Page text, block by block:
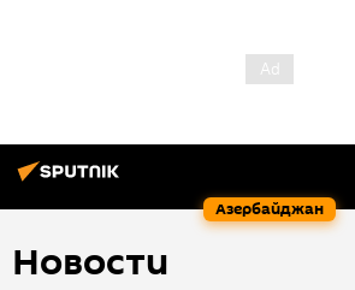
Азербайджан
Новости